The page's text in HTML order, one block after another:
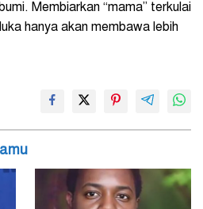
Membiarkan “mama” terkulai
hanya akan membawa lebih